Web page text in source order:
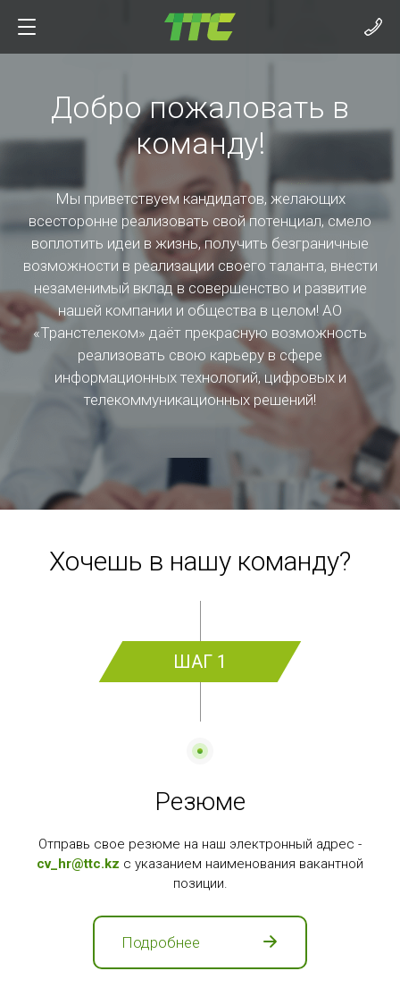
Добро пожаловать в
команду!
Мы приветствуем кандидатов, желающих
всесторонне реализовать свой потенциал, смело
воплотить идеи в жизнь, получить безграничные
возможности в реализации своего таланта, внести
незаменимый вклад в совершенство и развитие
нашей компании и общества в целом! АО
«Транстелеком» даёт прекрасную возможность
реализовать свою карьеру в сфере
информационных технологий, цифровых и
телекоммуникационных решений!
Хочешь в нашу команду?
ШАГ 1
Резюме
Отправь свое резюме на наш электронный адрес -
cv_hr@ttc.kz с указанием наименования вакантной
позиции.
Подробнее